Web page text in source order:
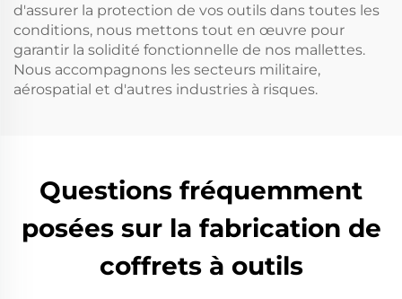
d'assurer la protection de vos outils dans toutes les
conditions, nous mettons tout en œuvre pour
garantir la solidité fonctionnelle de nos mallettes.
Nous accompagnons les secteurs militaire,
aérospatial et d'autres industries à risques.
Questions fréquemment
posées sur la fabrication de
coffrets à outils